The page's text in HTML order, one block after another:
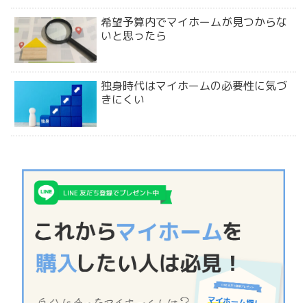
希望予算内でマイホームが見つからな
いと思ったら
独身時代はマイホームの必要性に気づ
きにくい